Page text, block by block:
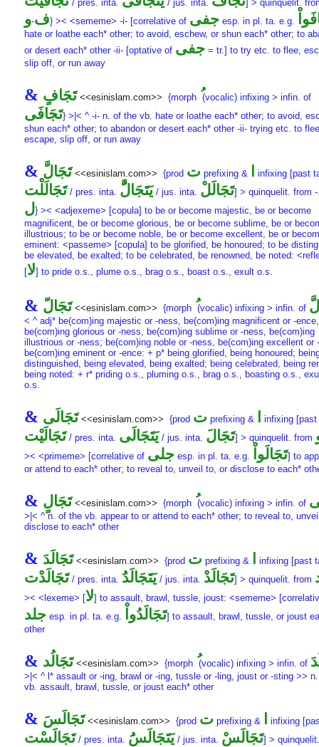
/ pres. inta. / jus. inta. ] > quinquelit.
ف-و } >< <sememe> -i- [correlative of جفىesp. in pl. ta. e.g.
hate or loathe each* other; to avoid, eschew, or shun each* other; to
or desert each* other -ii- [optative of جفى= tr.] to try etc. to flee,
slip off, or run away
& تَجَافٍ <<esinislam.com>> {morph (vocalic) infixing > infin. of
تَجَافَى} >|< ^ -i- n. of the vb. hate or loathe each* other; to avoid,
shun each* other; to abandon or desert each* other -ii- trying etc. to
escape, slip off, or run away
& تَجَالَّ <<esinislam.com>> {prod ت prefixing & infixing [past
تَجَالَلْت/ pres. inta. يَتَجَالَُّ / jus. inta. تَجَالَلْ] > quinquelit. from -
ل} >< <adjexeme> [copula] to be or become majestic, be or become
magnificent, be or become glorious, be or become sublime, be or
illustrious; to be or become noble, be or become excellent, be or
eminent: <passeme> [copula] to be glorified, be honoured; to be
be elevated, be exalted; to be celebrated, be renowned, be noted:
[لا] to pride o.s., plume o.s., brag o.s., boast o.s., exult o.s.
& تَجَالّ <<esinislam.com>> {morph (vocalic) infixing > infin. of
< ^ adj* be(com)ing majestic or -ness, be(com)ing magnificent or -ence,
be(com)ing glorious or -ness, be(com)ing sublime or -ness, be(com)ing
illustrious or -ness; be(com)ing noble or -ness, be(com)ing excellent or
be(com)ing eminent or -ence: + p* being glorified, being honoured;
distinguished, being elevated, being exalted; being celebrated, being
being noted: + r* priding o.s., pluming o.s., brag o.s., boasting o.s.,
o.s.
& تَجَالَى <<esinislam.com>> {prod ت prefixing & infixing [past
تَجَالَيْت/ pres. inta. يَتَجَالَى / jus. inta. تَجَالَ] > quinquelit. from
>< <primeme> [correlative of جلىesp. in pl. ta. e.g. تَجَالَواْ] to
or attend to each* other; to reveal to, unveil to, or disclose to each*
& تَجَالٍ <<esinislam.com>> {morph (vocalic) infixing > infin. of
>|< ^ n. of the vb. appear to or attend to each* other; to reveal to,
disclose to each* other
& تَجَالَدَ <<esinislam.com>> {prod ت prefixing & infixing [past
تَجَالَدْت/ pres. inta. يَتَجَالَدَُ / jus. inta. تَجَالَدْ] > quinquelit. from
>< <lexeme> [لا] to assault, brawl, tussle, joust: <sememe>
جلدesp. in pl. ta. e.g. تَجَالَدُواْ] to assault, brawl, tussle, or joust
other
& تَجَالُد <<esinislam.com>> {morph (vocalic) infixing > infin. of
>|< ^ l* assault or -ing, brawl or -ing, tussle or -ling, joust or -sting >>
vb. assault, brawl, tussle, or joust each* other
& تَجَالَسَ <<esinislam.com>> {prod ت prefixing & infixing
تَجَالَسْت/ pres. inta. يَتَجَالَسَُ / jus. inta. تَجَالَسْ] >